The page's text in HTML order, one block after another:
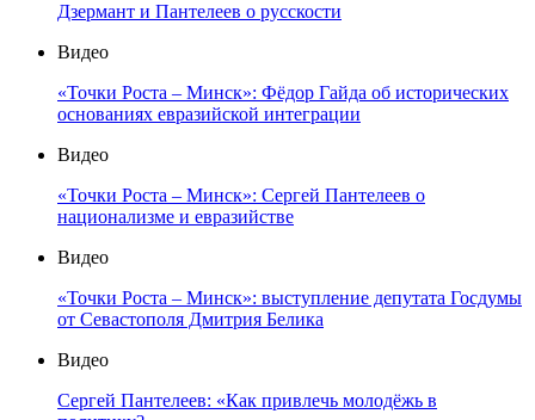
Дзермант и Пантелеев о русскости
Видео
«Точки Роста – Минск»: Фёдор Гайда об исторических
основаниях евразийской интеграции
Видео
«Точки Роста – Минск»: Сергей Пантелеев о
национализме и евразийстве
Видео
«Точки Роста – Минск»: выступление депутата Госдумы
от Севастополя Дмитрия Белика
Видео
Сергей Пантелеев: «Как привлечь молодёжь в